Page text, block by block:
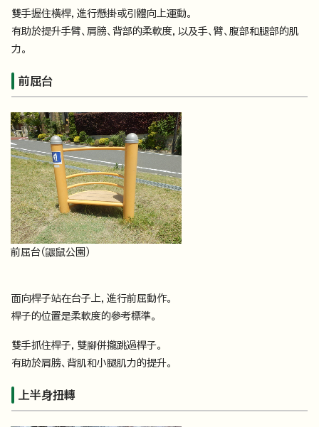
雙手握住橫桿，進行懸掛或引體向上運動。
有助於提升手臂、肩膀、背部的柔軟度，以及手、臂、腹部和腿部的肌
力。
前屈台
前屈台（鼴鼠公園）
面向桿子站在台子上，進行前屈動作。
桿子的位置是柔軟度的參考標準。
雙手抓住桿子，雙腳併攏跳過桿子。
有助於肩膀、背肌和小腿肌力的提升。
上半身扭轉